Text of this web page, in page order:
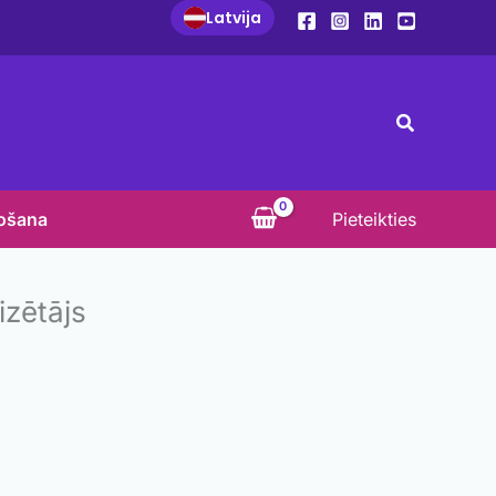
Latvija
Search
Pieteikties